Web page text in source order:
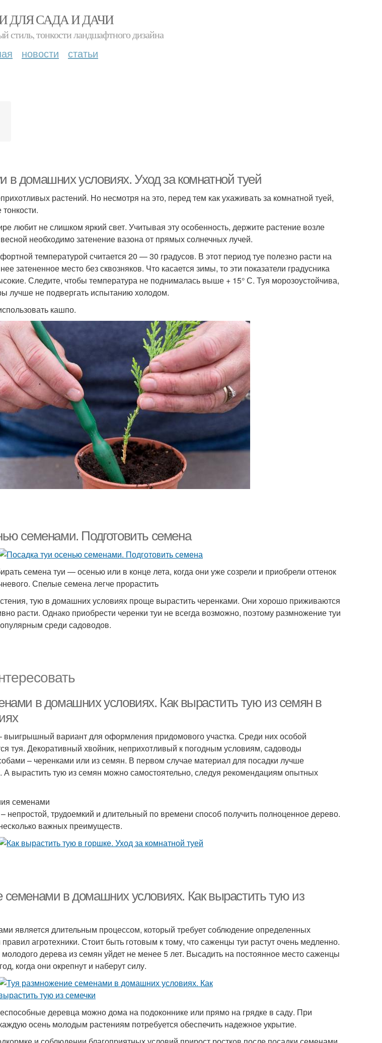
ДЛЯ САДА И ДАЧИ
стиль, тонкости ландшафтного дизайна
новости статьи
в домашних условиях. Уход за комнатной туей
растений. Но несмотря на это, перед тем как ухаживать за комнатной туей,
любит не слишком яркий свет. Учитывая эту особенность, держите растение возле
необходимо затенение вазона от прямых солнечных лучей.
температурой считается 20 — 30 градусов. В этот период туе полезно расти на
затененное место без сквозняков. Что касается зимы, то эти показатели градусника
Следите, чтобы температура не поднималась выше + 15° С. Туя морозоустойчива,
лучше не подвергать испытанию холодом.
кашпо.
семенами. Подготовить семена
семена туи — осенью или в конце лета, когда они уже созрели и приобрели оттенок
Спелые семена легче прорастить
тую в домашних условиях проще вырастить черенками. Они хорошо приживаются
расти. Однако приобрести черенки туи не всегда возможно, поэтому размножение туи
среди садоводов.
в домашних условиях. Как вырастить тую из семян в
выигрышный вариант для оформления придомового участка. Среди них особой
туя. Декоративный хвойник, неприхотливый к погодным условиям, садоводы
– черенками или из семян. В первом случае материал для посадки лучше
А вырастить тую из семян можно самостоятельно, следуя рекомендациям опытных
семенами
трудоемкий и длительный по времени способ получить полноценное дерево.
важных преимуществ.
семенами в домашних условиях. Как вырастить тую из
является длительным процессом, который требует соблюдение определенных
агротехники. Стоит быть готовым к тому, что саженцы туи растут очень медленно.
дерева из семян уйдет не менее 5 лет. Высадить на постоянное место саженцы
когда они окрепнут и наберут силу.
деревца можно дома на подоконнике или прямо на грядке в саду. При
осень молодым растениям потребуется обеспечить надежное укрытие.